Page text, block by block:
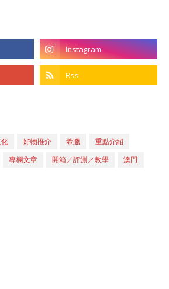
好物推介 希臘
重點介紹
專欄文章 開箱／評測／教學
澳門